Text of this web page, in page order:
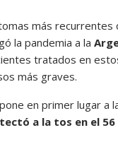
más
la pandemia a la
tratados en
más graves.
en primer lugar a
a la tos en el